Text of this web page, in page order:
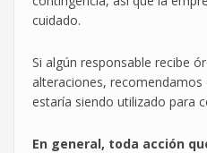
cuidado.
Si algún responsable recibe
alteraciones, recomendamos
estaría siendo utilizado para
En general, toda acción